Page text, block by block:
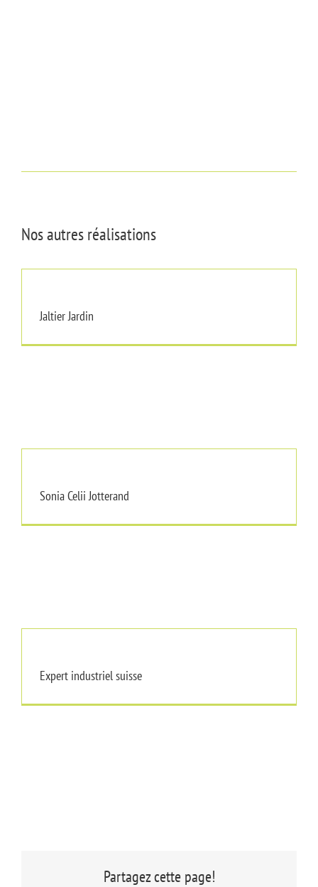
Nos autres réalisations
Jaltier Jardin
Sonia Celii Jotterand
Expert industriel suisse
Partagez cette page!